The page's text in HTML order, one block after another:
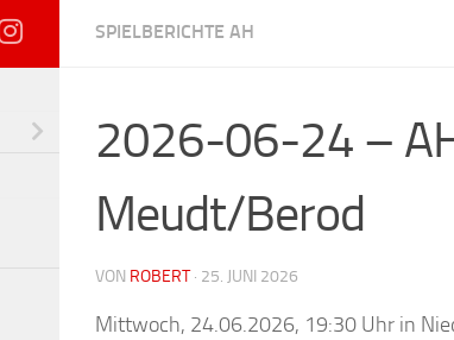
SPIELBERICHTE AH
2026-06-24 –
Meudt/Berod
VON ROBERT · 25. JUNI 2026
Mittwoch, 24.06.2026, 19:30 Uhr in